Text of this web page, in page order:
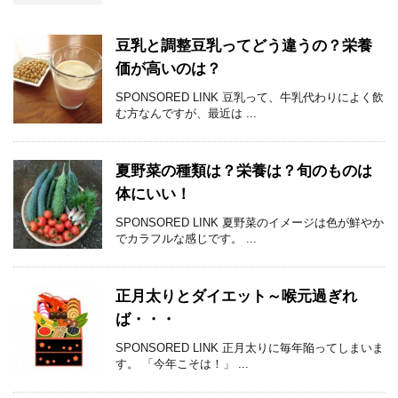
豆乳と調整豆乳ってどう違うの？栄養
価が高いのは？
SPONSORED LINK 豆乳って、牛乳代わりによく飲
む方なんですが、最近は ...
夏野菜の種類は？栄養は？旬のものは
体にいい！
SPONSORED LINK 夏野菜のイメージは色が鮮やか
でカラフルな感じです。 ...
正月太りとダイエット～喉元過ぎれ
ば・・・
SPONSORED LINK 正月太りに毎年陥ってしまいま
す。 「今年こそは！」 ...